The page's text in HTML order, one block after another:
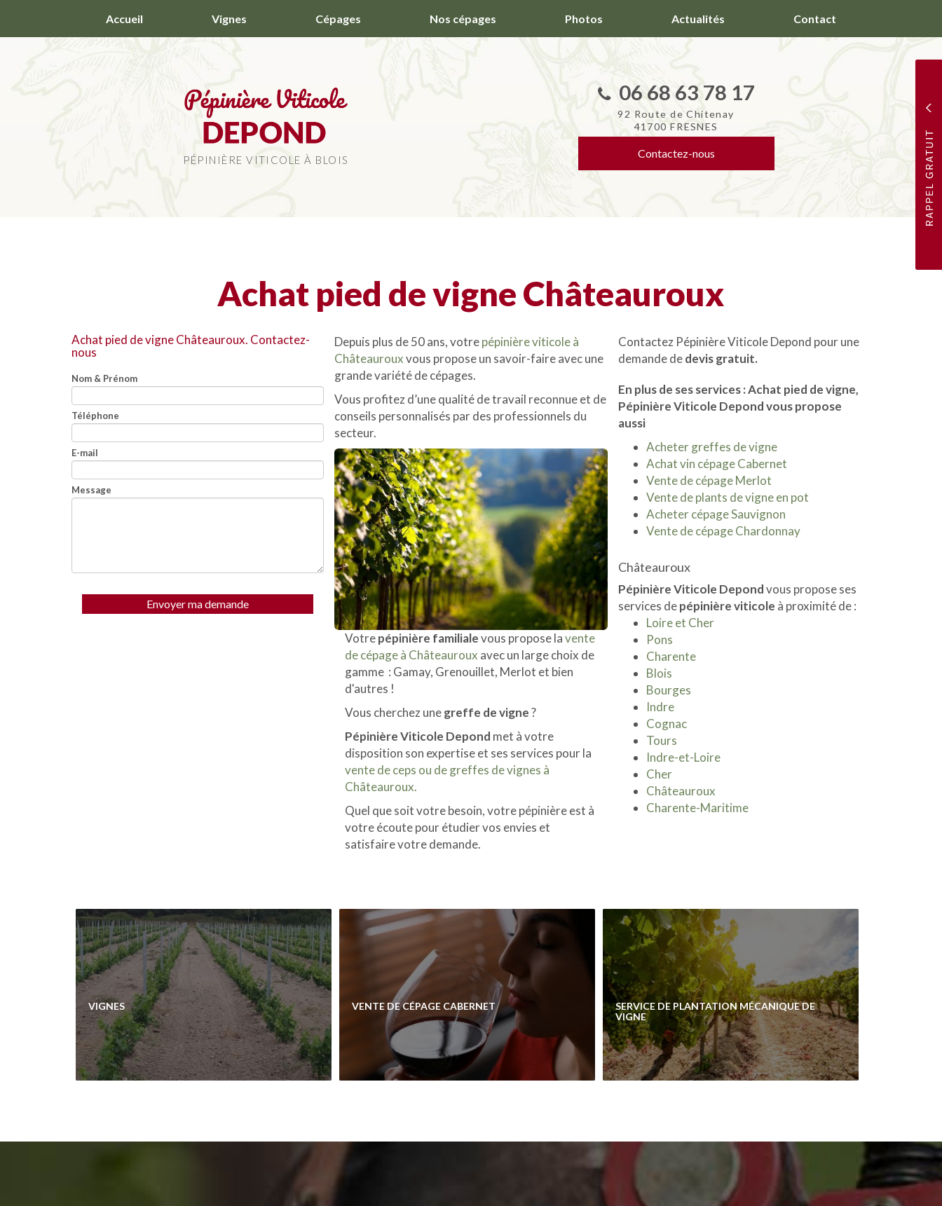
contenu
Accueil Vignes Cépages Nos cépages Photos Actualités Contact
PÉPINIÈRE VITICOLE À BLOIS
06 68 63 78 17
92 Route de Chitenay
41700 FRESNES
Contactez-nous
Achat pied de vigne Châteauroux
Achat pied de vigne Châteauroux. Contactez-
nous
Nom & Prénom
Téléphone
E-mail
Message
Envoyer ma demande
Depuis plus de 50 ans, votrepépinière viticole à
Châteaurouxvous propose un savoir-faire avec une
grande variété de cépages.
Vous profitez d’une qualité de travail reconnue et de
conseils personnalisés par des professionnels du
secteur.
Votrepépinière familialevous propose lavente
de cépage à Châteauroux avec un large choix de
gamme : Gamay, Grenouillet, Merlot et bien
d'autres !
Vous cherchez unegreffe de vigne?
Pépinière Viticole Depond met à votre
disposition son expertise et ses services pour la
vente de ceps ou de greffes de vignes à
Châteauroux.
Quel que soit votre besoin, votre pépinière est à
votre écoute pour étudier vos envies et
satisfaire votre demande.
Contactez Pépinière Viticole Depond pour une
demande dedevis gratuit.
En plus de ses services :Achat pied de vigne,
Pépinière Viticole Depond vous propose
aussi
Acheter greffes de vigne
Achat vin cépage Cabernet
Vente de cépage Merlot
Vente de plants de vigne en pot
Acheter cépage Sauvignon
Vente de cépage Chardonnay
Châteauroux
Pépinière Viticole Depondvous propose ses
services depépinière viticole à proximité de :
Loire et Cher
Pons
Charente
Blois
Bourges
Indre
Cognac
Tours
Indre-et-Loire
Cher
Châteauroux
Charente-Maritime
VIGNES VENTE DE CÉPAGE CABERNET
SERVICE DE PLANTATION MÉCANIQUE DE
VIGNE